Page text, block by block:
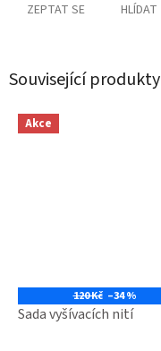
ZEPTAT SE HLÍDAT
Související produkty
Akce
120 Kč –34 %
Sada vyšívacích nití